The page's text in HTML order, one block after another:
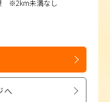
※2km未満なし
へ